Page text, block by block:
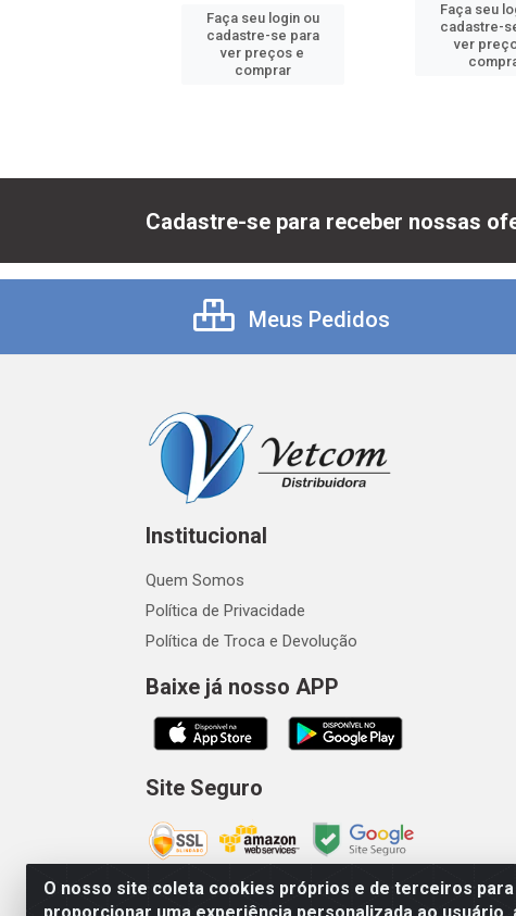
Faça seu login ou
cadastre-se para
ver preços e
comprar
Faça seu
cadastre-
ver
O nosso site coleta cookies próprios e de terceiros para
Cadastre-se para receber nossas
Meus Pedidos
Institucional
Quem Somos
Política de Privacidade
Política de Troca e Devolução
Baixe já nosso APP
Site Seguro